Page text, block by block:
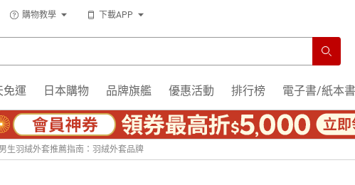
購物教學 下載APP
免運 日本購物 品牌旗艦 優惠活動 排行榜 電子書/紙本書
男生羽絨外套推薦指南：羽絨外套品牌